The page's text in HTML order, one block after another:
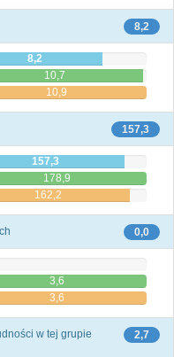
8,2
8,2
10,7
10,9
157,3
157,3
178,9
162,2
0,0
3,6
3,6
2,7
w tej grupie